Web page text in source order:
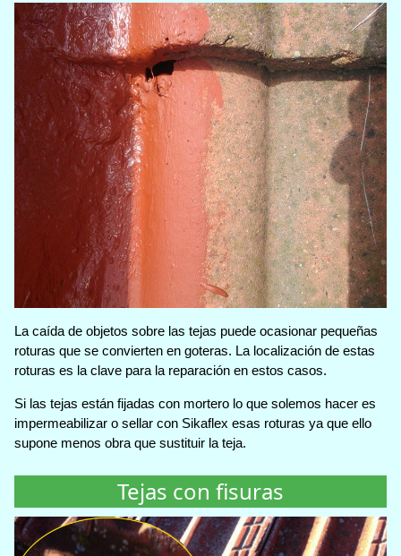
La caída de objetos sobre las tejas puede ocasionar pequeñas
roturas que se convierten en goteras. La localización de estas
roturas es la clave para la reparación en estos casos.
Si las tejas están fijadas con mortero lo que solemos hacer es
impermeabilizar o sellar con Sikaflex esas roturas ya que ello
supone menos obra que sustituir la teja.
Tejas con fisuras